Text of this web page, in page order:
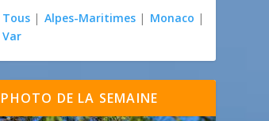
Tous | Alpes-Maritimes | Monaco |
Var
PHOTO DE LA SEMAINE